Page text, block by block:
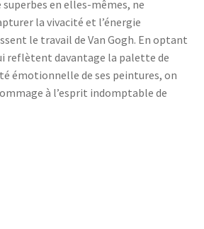
superbes en elles-mêmes, ne
la vivacité et l’énergie
le travail de Van Gogh. En optant
reflètent davantage la palette de
émotionnelle de ses peintures, on
à l’esprit indomptable de